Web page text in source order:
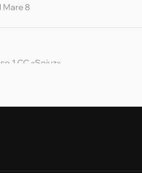
Mare 8
1 CC «Soiuz»